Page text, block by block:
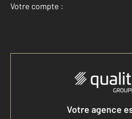
Votre compte :
Accéder à mon
Votre agence